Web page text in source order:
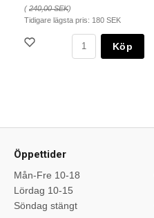
(240,00 SEK)
Tidigare lägsta pris: 180 SEK
Köp
Öppettider
Mån-Fre 10-18
Lördag 10-15
Söndag stängt